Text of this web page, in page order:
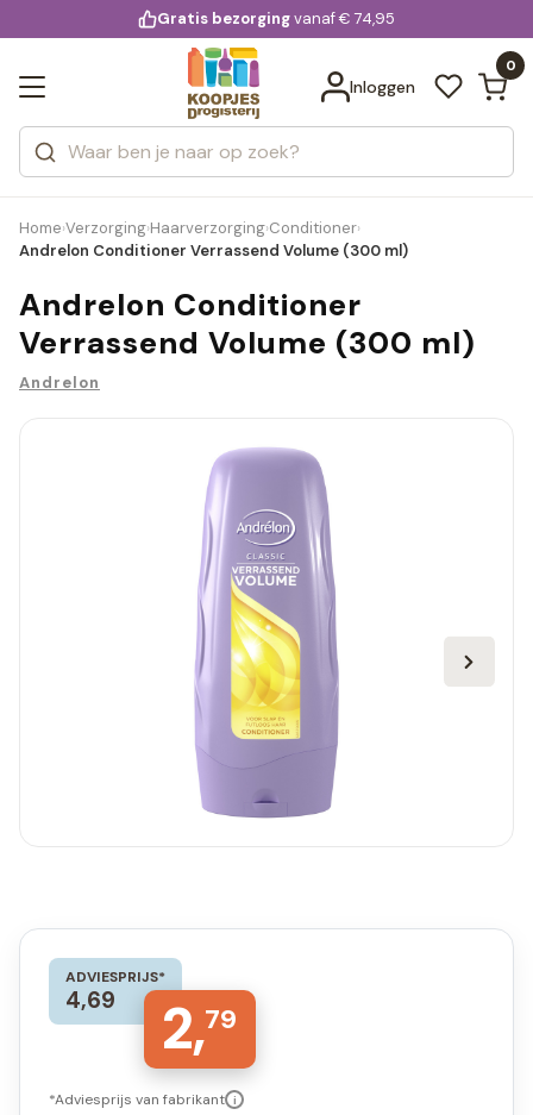
voor 20:00 uur besteld
Gratis bezorging
Profiteer van extra voordeel met KD.extra
Inloggen
0
Zoeken
Categorieën
Merken
Bekijk alle resultaten
Home›Verzorging›Haarverzorging›Conditioner›
Andrelon Conditioner Verrassend Volume (300 ml)
Andrelon Conditioner
Verrassend Volume (300 ml)
Andrelon
ADVIESPRIJS*
4,69 2,79
*Adviesprijs van fabrikant i